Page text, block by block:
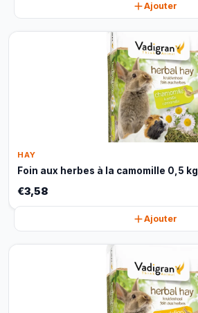
Ajouter
HAY
Foin aux herbes à la camomille 0,5 kg
€3,58
Ajouter